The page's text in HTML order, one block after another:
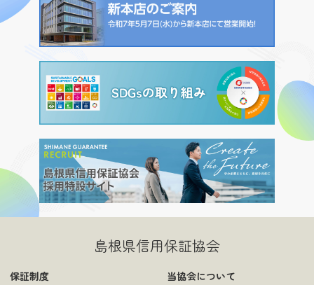
島根県信用保証協会
保証制度
当協会について